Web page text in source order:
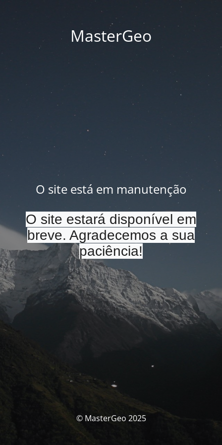
MasterGeo
O site está em manutenção
O site estará disponível em
breve. Agradecemos a sua
paciência!
© MasterGeo 2025